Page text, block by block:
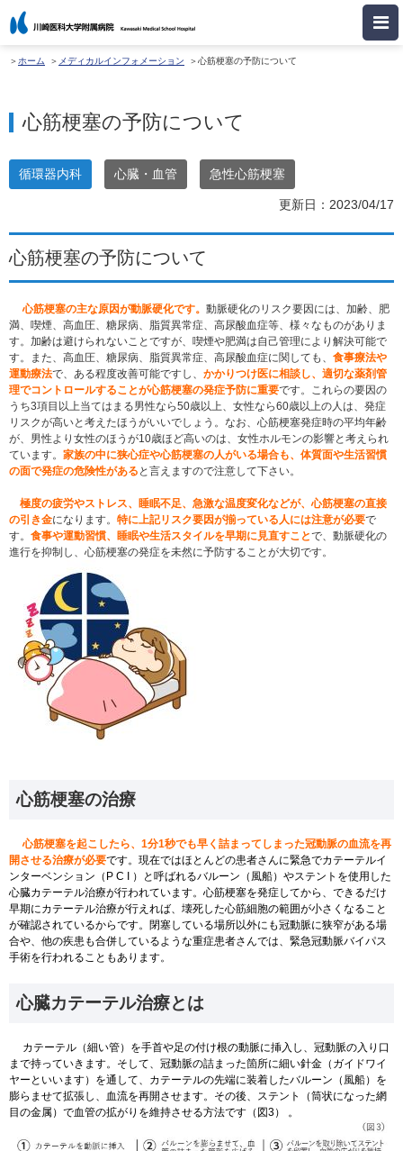
ホーム メディカルインフォメーション 心筋梗塞の予防について
心筋梗塞の予防について
循環器内科 心臓・血管 急性心筋梗塞
更新日：2023/04/17
心筋梗塞の予防について
心筋梗塞の主な原因が動脈硬化です。 動脈硬化のリスク要因には、加齢、肥
満、喫煙、高血圧、糖尿病、脂質異常症、高尿酸血症等、様々なものがありま
す。加齢は避けられないことですが、喫煙や肥満は自己管理により解決可能で
す。また、高血圧、糖尿病、脂質異常症、高尿酸血症に関しても、 食事療法や
運動療法で、ある程度改善可能ですし、 かかりつけ医に相談し、適切な薬剤管
理でコントロールすることが心筋梗塞の発症予防に重要です。これらの要因の
うち3項目以上当てはまる男性なら50歳以上、女性なら60歳以上の人は、発症
リスクが高いと考えたほうがいいでしょう。なお、心筋梗塞発症時の平均年齢
が、男性より女性のほうが10歳ほど高いのは、女性ホルモンの影響と考えられ
ています。 家族の中に狭心症や心筋梗塞の人がいる場合も、体質面や生活習慣
の面で発症の危険性がある と言えますので注意して下さい。
極度の疲労やストレス、睡眠不足、急激な温度変化などが、心筋梗塞の直接
の引き金になります。 特に上記リスク要因が揃っている人には注意が必要で
す。 食事や運動習慣、睡眠や生活スタイルを早期に見直すことで、動脈硬化の
進行を抑制し、心筋梗塞の発症を未然に予防することが大切です。
心筋梗塞の治療
心筋梗塞を起こしたら、 1分1秒でも早く詰まってしまった冠動脈の血流を再
開させる治療が必要です。現在ではほとんどの患者さんに緊急でカテーテルイ
ンターベンション（P C I ）と呼ばれるバルーン（風船）やステントを使用した
心臓カテーテル治療が行われています。心筋梗塞を発症してから、できるだけ
早期にカテーテル治療が行えれば、壊死した心筋細胞の範囲が小さくなること
が確認されているからです。閉塞している場所以外にも冠動脈に狭窄がある場
合や、他の疾患も合併しているような重症患者さんでは、緊急冠動脈バイパス
手術を行われることもあります。
心臓カテーテル治療とは
カテーテル（細い管）を手首や足の付け根の動脈に挿入し、冠動脈の入り口
まで持っていきます。そして、冠動脈の詰まった箇所に細い針金（ガイドワイ
ヤーといいます）を通して、カテーテルの先端に装着したバルーン（風船）を
膨らませて拡張し、血流を再開させます。その後、ステント（筒状になった網
目の金属）で血管の拡がりを維持させる方法です（図3） 。